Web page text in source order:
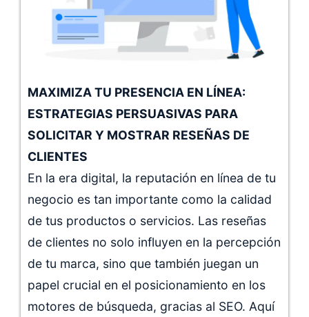
MAXIMIZA TU PRESENCIA EN LÍNEA:
ESTRATEGIAS PERSUASIVAS PARA
SOLICITAR Y MOSTRAR RESEÑAS DE
CLIENTES
En la era digital, la reputación en línea de tu
negocio es tan importante como la calidad
de tus productos o servicios. Las reseñas
de clientes no solo influyen en la percepción
de tu marca, sino que también juegan un
papel crucial en el posicionamiento en los
motores de búsqueda, gracias al SEO. Aquí